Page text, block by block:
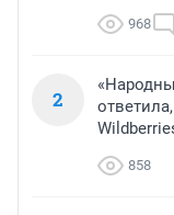
968
2
858